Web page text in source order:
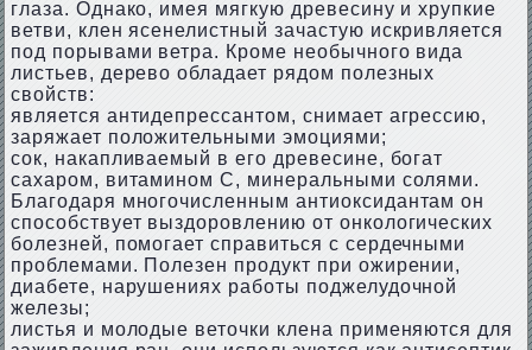
глаза. Однако, имея мягкую древесину и хрупкие
ветви, клен ясенелистный зачастую искривляется
под порывами ветра. Кроме необычного вида
листьев, дерево обладает рядом полезных
свойств:
является антидепрессантом, снимает агрессию,
заряжает положительными эмоциями;
сок, накапливаемый в его древесине, богат
сахаром, витамином С, минеральными солями.
Благодаря многочисленным антиоксидантам он
способствует выздоровлению от онкологических
болезней, помогает справиться с сердечными
проблемами. Полезен продукт при ожирении,
диабете, нарушениях работы поджелудочной
железы;
листья и молодые веточки клена применяются для